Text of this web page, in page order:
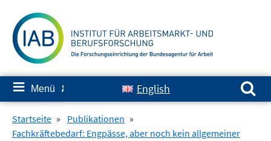
zum
Inhalt
≡ Menü ✘ English
Suchen nach:
Startseite » Publikationen »
Fachkräftebedarf: Engpässe, aber noch kein allgemeiner